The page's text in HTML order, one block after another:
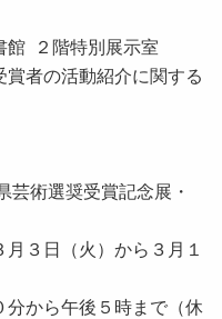
２階特別展示室
者の活動紹介に関する
術選奨受賞記念展・
３日（火）から３月１
後５時まで（休